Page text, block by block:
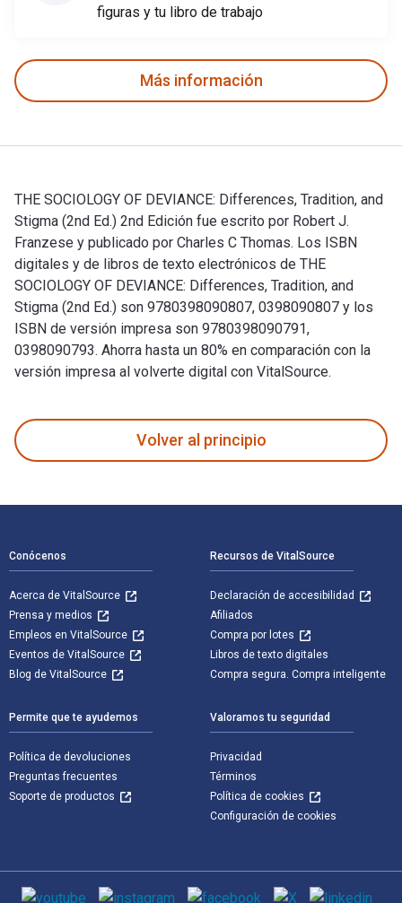
figuras y tu libro de trabajo
Más información
THE SOCIOLOGY OF DEVIANCE: Differences, Tradition, and
Stigma (2nd Ed.) 2nd Edición fue escrito por Robert J.
Franzese y publicado por Charles C Thomas. Los ISBN
digitales y de libros de texto electrónicos de THE
SOCIOLOGY OF DEVIANCE: Differences, Tradition, and
Stigma (2nd Ed.) son 9780398090807, 0398090807 y los
ISBN de versión impresa son 9780398090791,
0398090793. Ahorra hasta un 80% en comparación con la
versión impresa al volverte digital con VitalSource.
Volver al principio
Conócenos
Acerca de VitalSource
Prensa y medios
Empleos en VitalSource
Eventos de VitalSource
Blog de VitalSource
Recursos de VitalSource
Declaración de accesibilidad
Afiliados
Compra por lotes
Libros de texto digitales
Compra segura. Compra inteligente
Permite que te ayudemos
Política de devoluciones
Preguntas frecuentes
Soporte de productos
Valoramos tu seguridad
Privacidad
Términos
Política de cookies
Configuración de cookies
Medios de comunicación social